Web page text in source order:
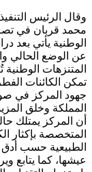
وقال الرئيس
محمد قربان في
الوطنية يأتي بعد
عن الوضع الحالي
المتنزهات
تمكن الكائنات
جهود المركز في
المملكة وخلق
أن المركز يمتلك
المتخصصة بإكثار
الطبيعية حسب أدق
عيشها، كما يتابع